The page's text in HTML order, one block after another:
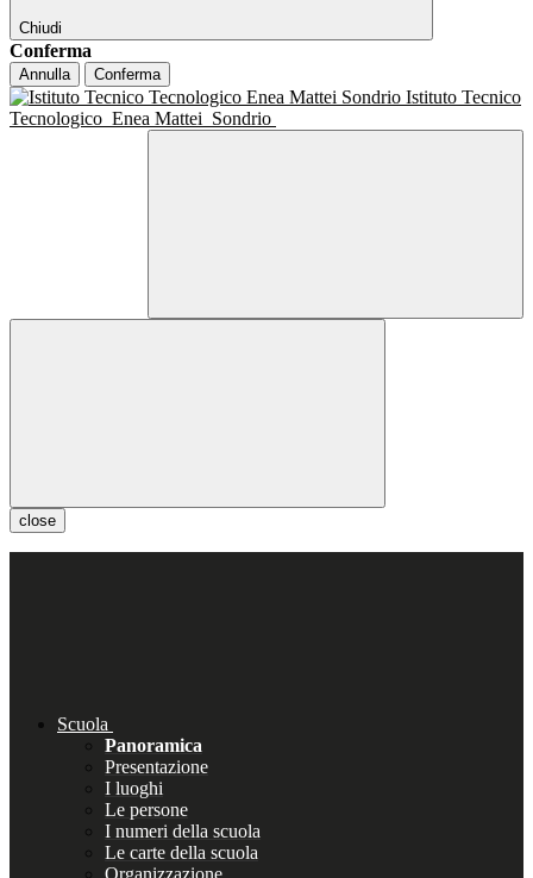
Chiudi
Conferma
Annulla Conferma
Istituto Tecnico
Tecnologico Enea Mattei Sondrio
close
Scuola
Panoramica
Presentazione
I luoghi
Le persone
I numeri della scuola
Le carte della scuola